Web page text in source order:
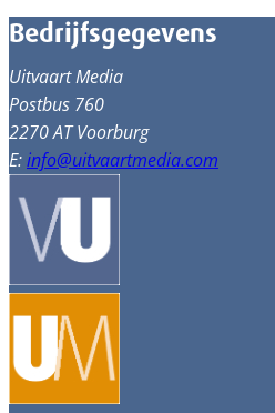
Bedrijfsgegevens
Uitvaart Media
Postbus 760
2270 AT Voorburg
E:info@uitvaartmedia.com